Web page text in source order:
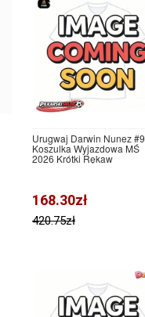
Urugwaj Darwin Nunez #9
Koszulka Wyjazdowa MŚ
2026 Krótki Rękaw
168.30zł
420.75zł